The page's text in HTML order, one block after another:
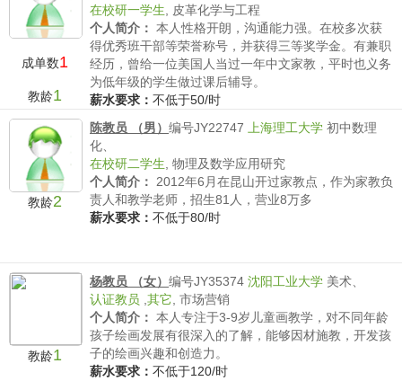
成单数1
教龄1
在校研一学生
皮革化学与工程
个人简介： 本人性格开朗，沟通能力强。在校多次获
得优秀班干部等荣誉称号，并获得三等奖学金。有兼职
经历，曾给一位美国人当过一年中文家教，平时也义务
为低年级的学生做过课后辅导。
薪水要求： 不低于50/时
教龄2
陈教员 （男） 编号JY22747 上海理工大学 初中数理
化、
在校研二学生 物理及数学应用研究
个人简介：
2012年6月在昆山开过家教点，作为家教负
责人和教学老师，招生81人，营业8万多
薪水要求： 不低于80/时
教龄1
杨教员 （女） 编号JY35374 沈阳工业大学 美术、
认证教员 其它 市场营销
个人简介： 本人专注于3-9岁儿童画教学，对不同年龄
孩子绘画发展有很深入的了解，能够因材施教，开发孩
子的绘画兴趣和创造力。
薪水要求： 不低于120/时